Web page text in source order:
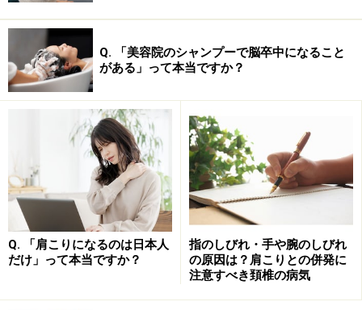
身体のアンバランスが、首（頚椎）への負担となる場合
もあります。日頃動かさない部分を、軽い体操をするこ
とで動かし、血行を改善させたり、横になり関節への負
荷を減らし、身体を休める時間もしっかり確保しましょ
う。そして、首肩周りも含め身体は冷やさないように！
Q. 「美容院のシャンプーで脳卒中になること
がある」って本当ですか？
Q. 「肩こりになるのは日本人
だけ」って本当ですか？
指のしびれ・手や腕のしびれ
の原因は？肩こりとの併発に
注意すべき頚椎の病気